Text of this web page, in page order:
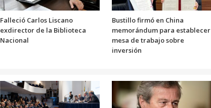
Falleció Carlos Liscano
exdirector de la Biblioteca
Nacional
Bustillo firmó en China
memorándum para establecer
mesa de trabajo sobre
inversión